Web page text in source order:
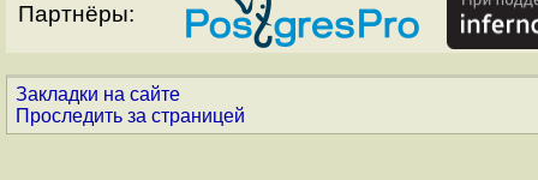
Партнёры:
Закладки на сайте
Проследить за страницей